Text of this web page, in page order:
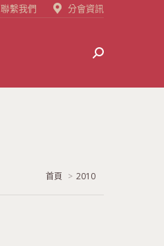
聯繫我們 分會資訊
Search:
當前位置:
首頁 2010